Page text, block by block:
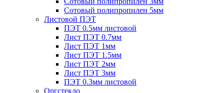
Сотовый полипропилен 5мм
Листовой ПЭТ
ПЭТ 0.5мм листовой
Лист ПЭТ 0.7мм
Лист ПЭТ 1мм
Лист ПЭТ 1.5мм
Лист ПЭТ 2мм
Лист ПЭТ 3мм
ПЭТ 0.3мм листовой
Оргстекло